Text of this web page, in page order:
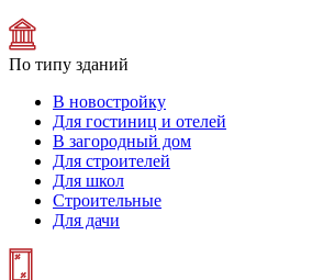
По типу зданий
В новостройку
Для гостиниц и отелей
В загородный дом
Для строителей
Для школ
Строительные
Для дачи